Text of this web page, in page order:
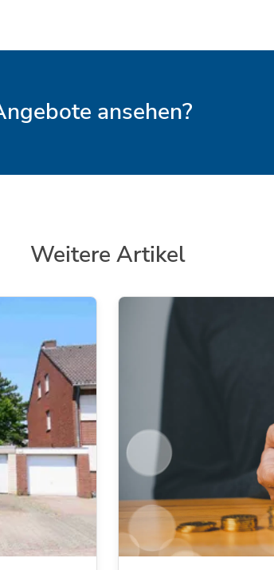
ansehen?
Weitere Artikel